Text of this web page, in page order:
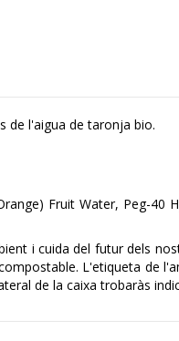
de l'aigua de taronja bio.
Fruit Water, Peg-
i cuida del futur dels
L'etiqueta de
de la caixa trobaràs